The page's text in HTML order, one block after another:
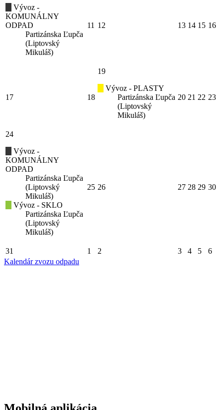
Vývoz -
KOMUNÁLNY
ODPAD
Partizánska Ľupča
(Liptovský
Mikuláš)
11 12 13 14 15 16
17 18
19
Vývoz - PLASTY
Partizánska Ľupča
(Liptovský
Mikuláš)
20 21 22 23
24
Vývoz -
KOMUNÁLNY
ODPAD
Partizánska Ľupča
(Liptovský
Mikuláš)
Vývoz - SKLO
Partizánska Ľupča
(Liptovský
Mikuláš)
25 26 27 28 29 30
31 1 2 3 4 5
6
Kalendár zvozu odpadu